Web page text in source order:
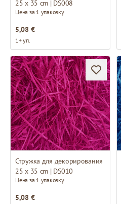
25 x 35 cm | DS008
Цена за 1 упаковку
5,08 €
1+ уп.
Стружка для декорирования
25 x 35 cm | DS010
Цена за 1 упаковку
5,08 €